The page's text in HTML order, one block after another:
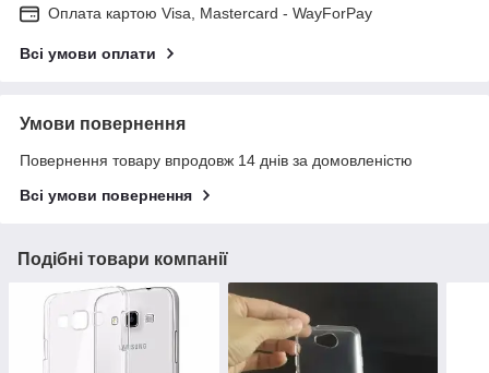
Оплата картою Visa, Mastercard - WayForPay
Всі умови оплати
Умови повернення
Повернення товару впродовж 14 днів за домовленістю
Всі умови повернення
Подібні товари компанії